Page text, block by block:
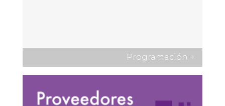
Programación +